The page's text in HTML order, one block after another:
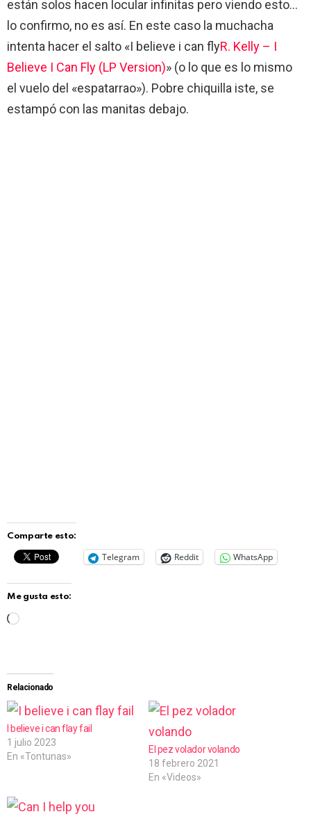
están solos hacen locular infinitas pero viendo esto…
lo confirmo, no es así. En este caso la muchacha
intenta hacer el salto «I believe i can flyR. Kelly – I
Believe I Can Fly (LP Version)» (o lo que es lo mismo
el vuelo del «espatarrao»). Pobre chiquilla iste, se
estampó con las manitas debajo.
Comparte esto:
Telegram Reddit WhatsApp
Me gusta esto:
g
a
n
d
.
Relacionado
I believe i can flay fail
1 julio 2023
En «Tontunas»
El pez volador volando
18 febrero 2021
En «Videos»